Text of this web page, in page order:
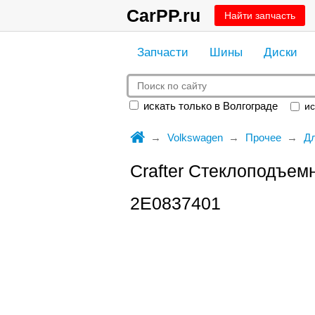
CarPP.ru Найти запчасть
Запчасти Шины Диски
искать только в Волгограде
Volkswagen Прочее
Crafter
2E0837401